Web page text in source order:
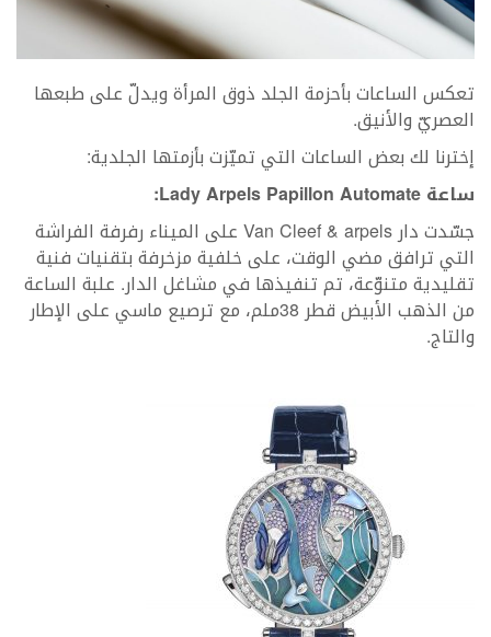
تعكس الساعات بأحزمة الجلد ذوق المرأة ويدلّ على طبعها
العصريّ والأنيق.
إخترنا لك بعض الساعات التي تميّزت بأزمتها الجلدية:
ساعةLady Arpels Papillon Automate
:
جسّدت دار Van Cleef & arpels على الميناء رفرفة الفراشة
التي ترافق مضي الوقت، على خلفية مزخرفة بتقنيات فنية
تقليدية متنوّعة، تم تنفيذها في مشاغل الدار. علبة الساعة
من الذهب الأبيض قطر 38ملم، مع ترصيع ماسي على الإطار
والتاج.